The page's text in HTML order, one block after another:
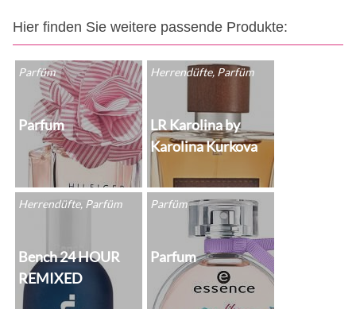
Hier finden Sie weitere passende Produkte:
Parfüm
Parfum
Herrendüfte, Parfüm
LR Karolina by
Karolina Kurkova
Herrendüfte, Parfüm
Bench 24 HOUR
REMIXED
Parfüm
Parfum